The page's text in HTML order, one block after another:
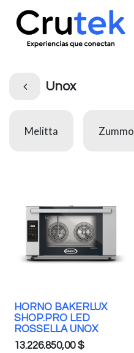
Unox
Melitta Zummo
HORNO BAKERLUX
SHOP.PRO LED
ROSSELLA UNOX
13.226.850,00$